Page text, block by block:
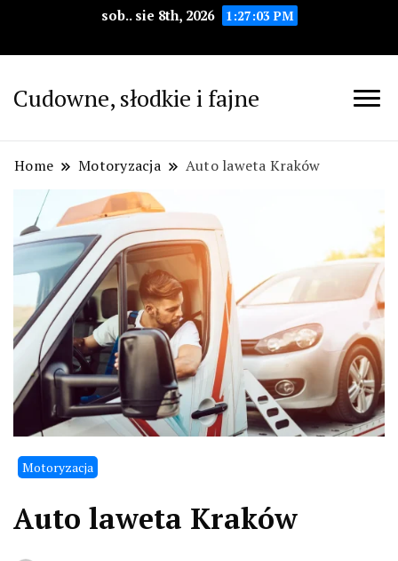
sob.. sie 8th, 2026 1:27:04 PM
Cudowne, słodkie i fajne
Home Motoryzacja Auto laweta Kraków
Motoryzacja
Auto laweta Kraków